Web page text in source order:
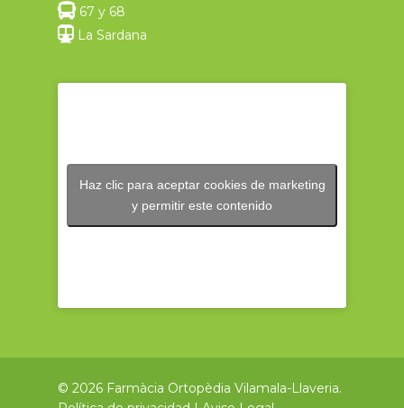
67 y 68
La Sardana
Haz clic para aceptar cookies de marketing
y permitir este contenido
© 2026 Farmàcia Ortopèdia Vilamala-Llaveria.